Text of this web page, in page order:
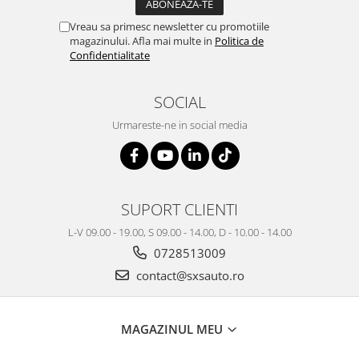
Vreau sa primesc newsletter cu promotiile
magazinului. Afla mai multe in Politica de
Confidentialitate
SOCIAL
Urmareste-ne in social media
SUPORT CLIENTI
L-V 09.00 - 19.00, S 09.00 - 14.00, D - 10.00 - 14.00
0728513009
contact@sxsauto.ro
MAGAZINUL MEU